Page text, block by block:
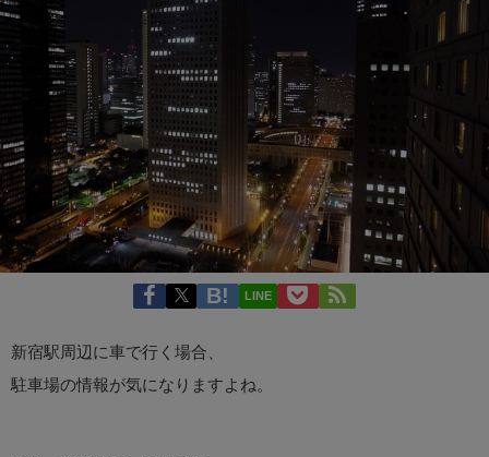
LINE
新宿駅周辺に車で行く場合、
駐車場の情報が気になりますよね。